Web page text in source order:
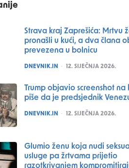
Strava kraj Zaprešića: Mrtvu
pronašli u kući, a dva člana
prevezena u bolnicu
POSTED
DNEVNIK.IN 12. SIJEČNJA 2026.
Trump objavio screenshot na
piše da je predsjednik
POSTED
DNEVNIK.IN 12. SIJEČNJA 2026.
Glumio ženu koja nudi
usluge pa žrtvama prijetio
razotkrivanjem